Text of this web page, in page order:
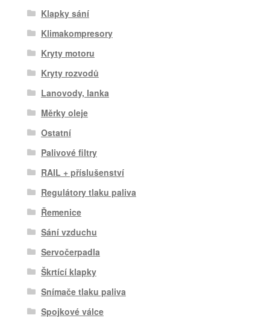
Klapky sání
Klimakompresory
Kryty motoru
Kryty rozvodů
Lanovody, lanka
Měrky oleje
Ostatní
Palivové filtry
RAIL + příslušenství
Regulátory tlaku paliva
Řemenice
Sání vzduchu
Servočerpadla
Škrtící klapky
Snímače tlaku paliva
Spojkové válce